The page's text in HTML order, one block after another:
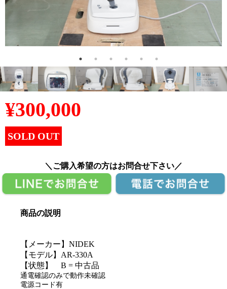
¥300,000
SOLD OUT
＼ご購入希望の方はお問合せ下さい／
商品の説明
【メーカー】NIDEK
【モデル】AR-330A
【状態】 B = 中古品
通電確認のみで動作未確認
電源コード有